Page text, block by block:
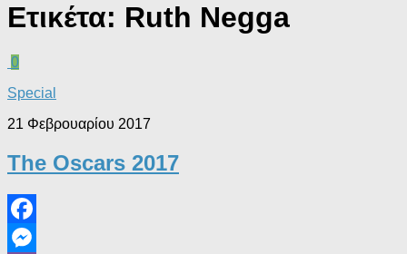
Ετικέτα: Ruth Negga
0
Special
21 Φεβρουαρίου 2017
The Oscars 2017
Facebook